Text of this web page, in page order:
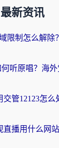
最新资讯